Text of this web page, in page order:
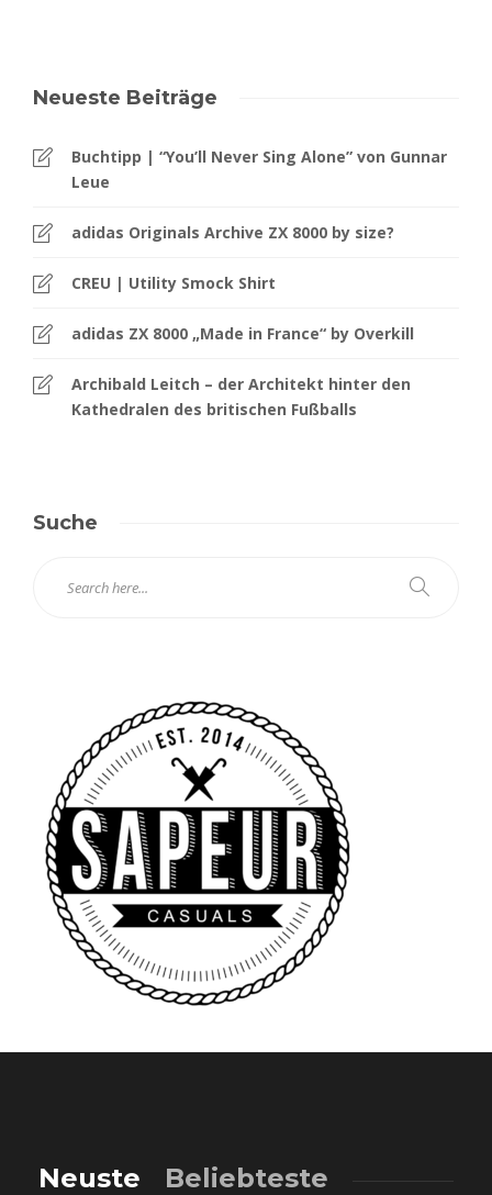
Neueste Beiträge
Buchtipp | “You’ll Never Sing Alone” von Gunnar
Leue
adidas Originals Archive ZX 8000 by size?
CREU | Utility Smock Shirt
adidas ZX 8000 „Made in France“ by Overkill
Archibald Leitch – der Architekt hinter den
Kathedralen des britischen Fußballs
Suche
Neuste Beliebteste